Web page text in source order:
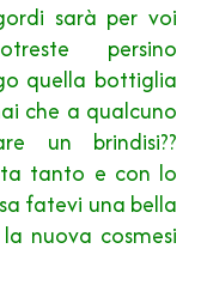
sarà per voi
persino
quella bottiglia
che a qualcuno
un brindisi??
tanto e con lo
fatevi una bella
nuova cosmesi